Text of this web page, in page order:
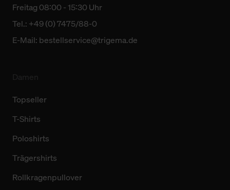
Freitag 08:00 - 15:30 Uhr
Tel.: +49 (0) 7475/88-0
E-Mail: bestellservice@trigema.de
Topseller
T-Shirts
Poloshirts
Trägershirts
Rollkragenpullover